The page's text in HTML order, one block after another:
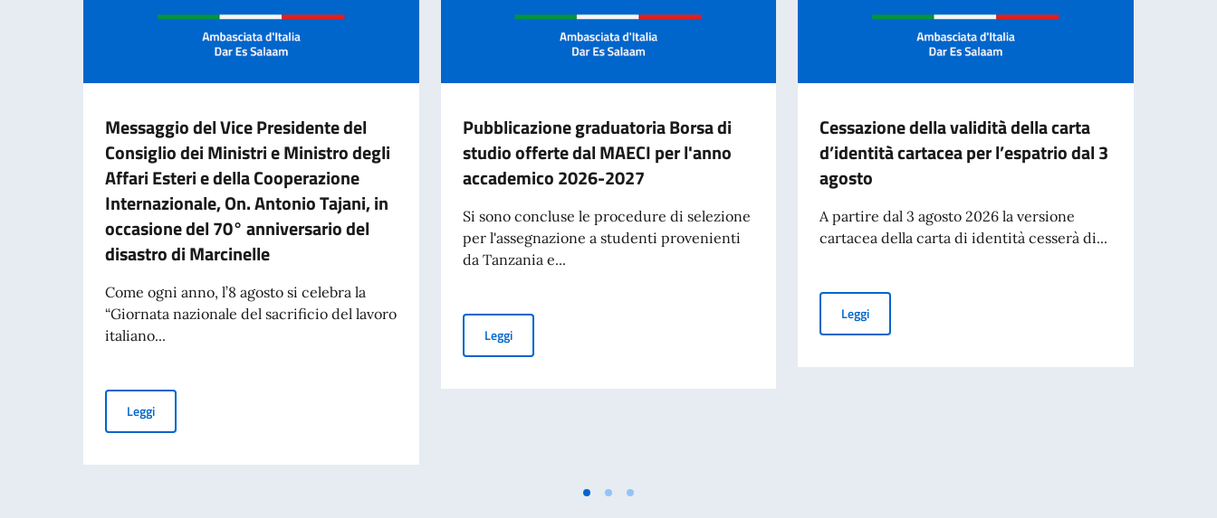
Messaggio del Vice Presidente del
Consiglio dei Ministri e Ministro degli
Affari Esteri e della Cooperazione
Internazionale, On. Antonio Tajani, in
occasione del 70° anniversario del
disastro di Marcinelle
Come ogni anno, l’8 agosto si celebra la
“Giornata nazionale del sacrificio del lavoro
italiano...
LeggiMessaggio del Vice Presidente del Consiglio dei Ministri e Ministro degli Affari Esteri e della Cooperazione Internazionale, On. Antonio Tajani, in occasione del 70° anniversario del disastro di
Pubblicazione graduatoria Borsa di
studio offerte dal MAECI per l'anno
accademico 2026-2027
Si sono concluse le procedure di selezione
per l'assegnazione a studenti provenienti
da Tanzania e...
LeggiPubblicazione graduatoria Borsa di studio offerte dal MAECI per l'anno accademico 2026-2027
Cessazione della validità della carta
d’identità cartacea per l’espatrio dal 3
agosto
A partire dal 3 agosto 2026 la versione
cartacea della carta di identità cesserà di...
LeggiCessazione della validità della carta d’identità cartacea per